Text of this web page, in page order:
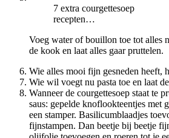
7 extra courgettesoep
recepten…
Voeg water of bouillon toe tot alles
de kook en laat alles gaar pruttelen.
Wie alles mooi fijn gesneden heeft,
Wie wil voegt nu pasta toe en laat
Wanneer de courgettesoep staat te
saus: gepelde knoflookteentjes met
een stamper. Basilicumblaadjes
fijnstampen. Dan beetje bij beetje